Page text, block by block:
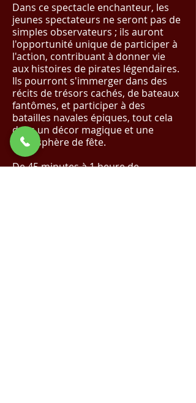
Dans ce spectacle enchanteur, les
jeunes spectateurs ne seront pas de
simples observateurs ; ils auront
l'opportunité unique de participer à
l'action, contribuant à donner vie
aux histoires de pirates légendaires.
Ils pourront s'immerger dans des
récits de trésors cachés, de bateaux
fantômes, et participer à des
batailles navales épiques, tout cela
dans un décor magique et une
atmosphère de fête.
De 45 minutes à 1 heure de